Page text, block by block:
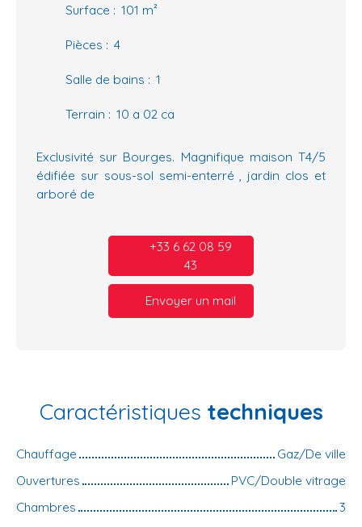
Surface : 101 m²
Pièces : 4
Salle de bains : 1
Terrain : 10 a 02 ca
Exclusivité sur Bourges. Magnifique maison T4/5
édifiée sur sous-sol semi-enterré , jardin clos et
arboré de
+33 6 62 08 59
43
Envoyer un mail
Caractéristiques techniques
Chauffage
Gaz/De ville
Ouvertures
PVC/Double vitrage
Chambres
3